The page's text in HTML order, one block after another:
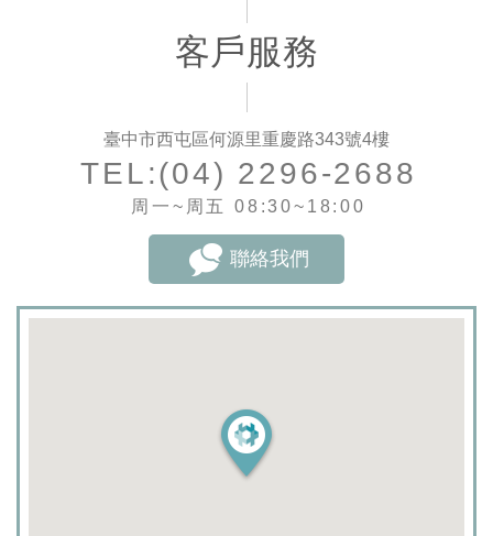
客戶服務
臺中市西屯區何源里重慶路343號4樓
TEL:(04) 2296-2688
周一~周五 08:30~18:00
聯絡我們